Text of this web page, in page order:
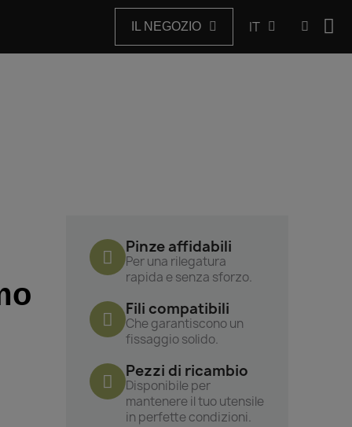
IL NEGOZIO IT
Pinze affidabili
Per una rilegatura
rapida e senza sforzo.
Fili compatibili
Che garantiscono un
fissaggio solido.
Pezzi di ricambio
Disponibile per
mantenere il tuo utensile
in perfette condizioni.